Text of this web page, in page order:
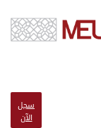
سجل
الآن